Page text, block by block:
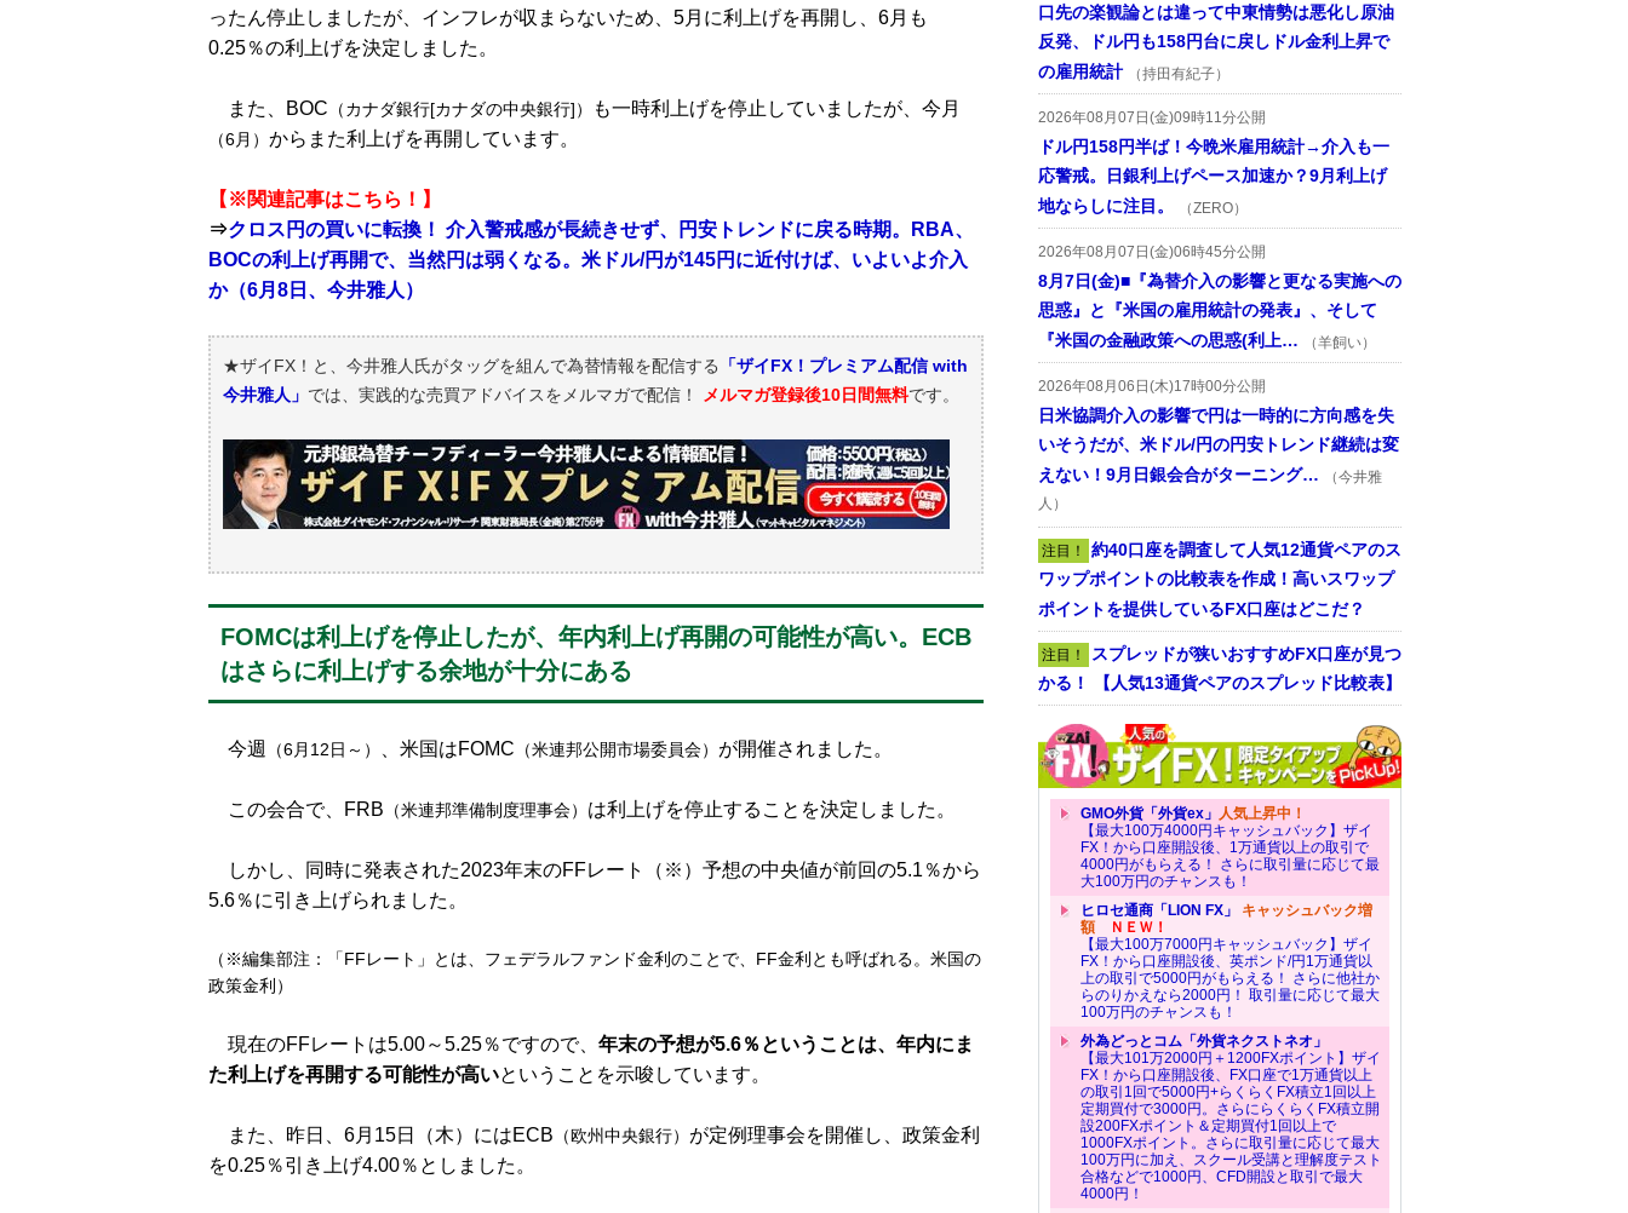
ったん停止しましたが、インフレが収まらないため、5月に利上げを再開し、6月も
0.25％の利上げを決定しました。
また、BOC （カナダ銀行[カナダの中央銀行]） も一時利上げを停止していましたが、今月
（6月） からまた利上げを再開しています。
【※関連記事はこちら！】
⇒クロス円の買いに転換！ 介入警戒感が長続きせず、円安トレンドに戻る時期。RBA、
BOCの利上げ再開で、当然円は弱くなる。米ドル/円が145円に近付けば、いよいよ介入
か（6月8日、今井雅人）
★ザイFX！と、今井雅人氏がタッグを組んで為替情報を配信する
「ザイFX！プレミアム配信 with
今井雅人」 では、実践的な売買アドバイスをメルマガで配信！ メルマガ登録後10日間無料です。
FOMCは利上げを停止したが、年内利上げ再開の可能性が高い。ECB
はさらに利上げする余地が十分にある
今週 （6月12日～） 、米国はFOMC （米連邦公開市場委員会） が開催されました。
この会合で、FRB （米連邦準備制度理事会） は利上げを停止することを決定しました。
しかし、同時に発表された2023年末のFFレート（※）予想の中央値が前回の5.1％から
5.6％に引き上げられました。
（※編集部注：「FFレート」とは、フェデラルファンド金利のことで、FF金利とも呼ばれる。米国の
政策金利）
現在のFFレートは5.00～5.25％ですので、 年末の予想が5.6％ということは、年内にま
た利上げを再開する可能性が高いということを示唆しています。
また、昨日、6月15日（木）にはECB （欧州中央銀行） が定例理事会を開催し、政策金利
を0.25％引き上げ4.00％としました。
口先の楽観論とは違って中東情勢は悪化し原油
反発、ドル円も158円台に戻しドル金利上昇で
の雇用統計
（持田有紀子）
2026年08月07日(金)09時11分公開
ドル円158円半ば！今晩米雇用統計→介入も一
応警戒。日銀利上げペース加速か？9月利上げ
地ならしに注目。
（ZERO）
2026年08月07日(金)06時45分公開
8月7日(金)■『為替介入の影響と更なる実施への
思惑』と『米国の雇用統計の発表』、そして
『米国の金融政策への思惑(利上…
（羊飼い）
2026年08月06日(木)17時00分公開
日米協調介入の影響で円は一時的に方向感を失
いそうだが、米ドル/円の円安トレンド継続は変
えない！9月日銀会合がターニング…
（今井雅
人）
注目！ 約40口座を調査して人気12通貨ペアのス
ワップポイントの比較表を作成！高いスワップ
ポイントを提供しているFX口座はどこだ？
注目！ スプレッドが狭いおすすめFX口座が見つ
かる！ 【人気13通貨ペアのスプレッド比較表】
GMO外貨「外貨ex」 人気上昇中！
【最大100万4000円キャッシュバック】ザイ
FX！から口座開設後、1万通貨以上の取引で
4000円がもらえる！ さらに取引量に応じて最
大100万円のチャンスも！
ヒロセ通商「LION FX」 キャッシュバック増
額ＮＥＷ！
【最大100万7000円キャッシュバック】ザイ
FX！から口座開設後、英ポンド/円1万通貨以
上の取引で5000円がもらえる！ さらに他社か
らのりかえなら2000円！ 取引量に応じて最大
100万円のチャンスも！
外為どっとコム「外貨ネクストネオ」
【最大101万2000円＋1200FXポイント】ザイ
FX！から口座開設後、FX口座で1万通貨以上
の取引1回で5000円+らくらくFX積立1回以上
定期買付で3000円。さらにらくらくFX積立開
設200FXポイント＆定期買付1回以上で
1000FXポイント。さらに取引量に応じて最大
100万円に加え、スクール受講と理解度テスト
合格などで1000円、CFD開設と取引で最大
4000円！